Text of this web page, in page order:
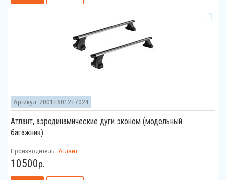
Атлант, аэродинамические дуги эконом (модельный
багажник)
Артикул: 7001+6012+7024
Производитель: Атлант
10500р.